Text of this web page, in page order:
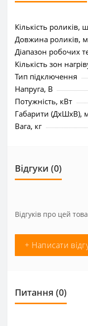
Кількість роликів,
Довжина роликів,
Діапазон робочих
Кількість зон
Тип підключення
Напруга, В
Потужність, кВт
Габарити (ДхШхВ),
Вага, кг
Відгуки (0)
Відгуків про цей
+ Написати
Питання (0)